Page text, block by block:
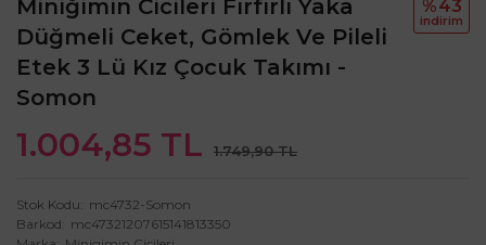
Miniğimin Cicileri Fırfırlı Yaka
Düğmeli Ceket, Gömlek Ve Pileli
Etek 3 Lü Kız Çocuk Takımı -
Somon
1.004,85 TL 1.749,90 TL
%43
i̇ndi̇ri̇m
Stok Kodu
mc4732-Somon
Barkod
mc47321207615141813350